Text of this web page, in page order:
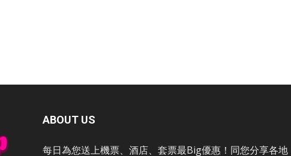
ABOUT US
每日為您送上機票、酒店、套票最Big優惠！同您分享各地